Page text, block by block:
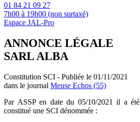
01 84 21 09 27
7h00 à 19h00 (non surtaxé)
Espace JAL-Pro
ANNONCE LÉGALE
SARL ALBA
Constitution SCI - Publiée le 01/11/2021
dans le journal Meuse Echos (55)
Par ASSP en date du 05/10/2021 il a été
constitué une SCI dénommée :